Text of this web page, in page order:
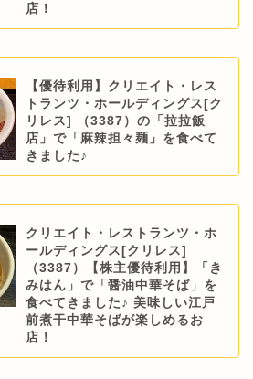
店！
【優待利用】クリエイト・レス
トランツ・ホールディングス[ク
リレス] （3387）の「拉拉飯
店」で「麻辣担々麺」を食べて
きました♪
クリエイト・レストランツ・ホ
ールディングス[クリレス]
（3387）【株主優待利用】「き
みはん」で「醤油中華そば」を
食べてきました♪ 美味しい江戸
前煮干中華そばが楽しめるお
店！